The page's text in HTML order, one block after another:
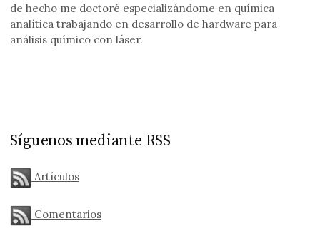
de hecho me doctoré especializándome en química
analítica trabajando en desarrollo de hardware para
análisis químico con láser.
Síguenos mediante RSS
Artículos
Comentarios